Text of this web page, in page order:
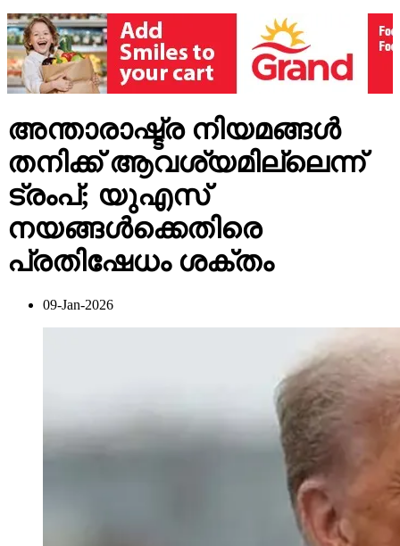
അന്താരാഷ്ട്ര നിയമങ്ങള്‍
തനിക്ക് ആവശ്യമില്ലെന്ന്
ട്രംപ്; യുഎസ്
നയങ്ങള്‍ക്കെതിരെ
പ്രതിഷേധം ശക്തം
09-Jan-2026